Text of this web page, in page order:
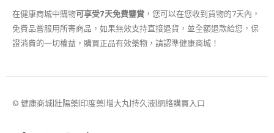
在健康商城中購物可享受7天免費鑒賞 ，您可以在您收到貨物的7天內，
免費品嘗服用所寄商品，如果無效支持直接退貨，並全額退款給您，保
證消費的一切權益，購買正品有效藥物，請認準健康商城！
© 健康商城|壯陽藥|印度藥|增大丸|持久液|網絡購買入口